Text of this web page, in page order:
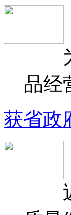
为
品经
获省政
近